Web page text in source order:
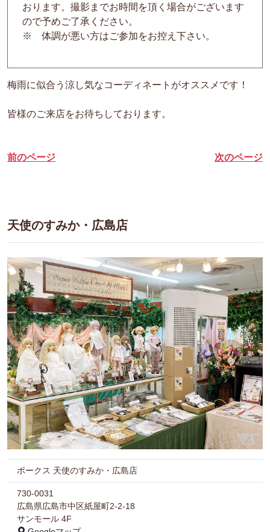
おります。撮影までお時間を頂く場合がございます
ので予めご了承ください。
※ 体調が悪い方はご参加をお控え下さい。
梅雨に似合う涼し気なコーディネートがオススメです！
皆様のご来店をお待ちしております。
前のページ 次のページ
天使のすみか・広島店
ボークス 天使のすみか・広島店
730-0031
広島県広島市中区紙屋町2-2-18
サンモール 4F